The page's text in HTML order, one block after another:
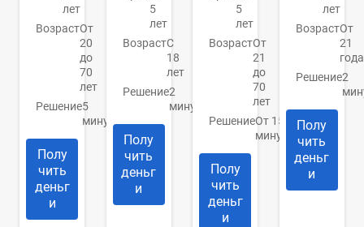
лет
ВозрастОт
20
до
70
лет
Решение5
минут
Полу
чить
деньг
и
5
лет
ВозрастС
18
лет
Решение2
минуты
Полу
чить
деньг
и
5
лет
ВозрастОт
21
до
70
лет
РешениеОт 15
минут
Полу
чить
деньг
и
лет
ВозрастОт
21
года
Решение2
Полу
чить
деньг
и